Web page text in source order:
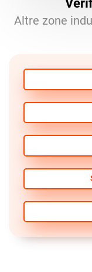
Altre zone